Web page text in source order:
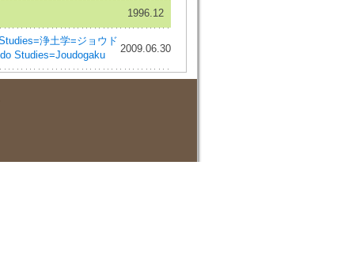
1996.12
浄土学=ジョウド
Studies=Joudogaku
2009.06.30